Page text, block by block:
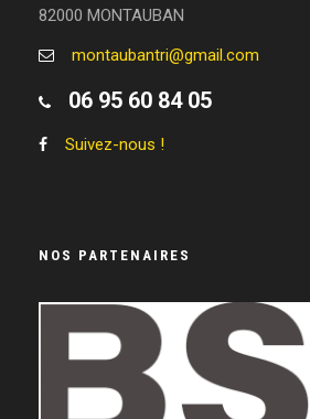
82000 MONTAUBAN
montaubantri@gmail.com
06 95 60 84 05
Suivez-nous !
NOS PARTENAIRES
LE RAYMOND
LEGEND WHEELS
VIVIPRINT
GASTON-SERVICE
CABI-GROUP
RRUNNING
LISSAC OPTICIEN